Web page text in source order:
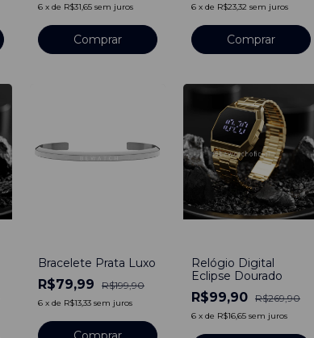
6 x de R$31,65 sem juros 6 x de R$23,32 sem juros
Bracelete Prata Luxo
R$79,99 R$199,90
6 x de R$13,33 sem juros
Relógio Digital
Eclipse Dourado
R$99,90 R$269,90
6 x de R$16,65 sem juros